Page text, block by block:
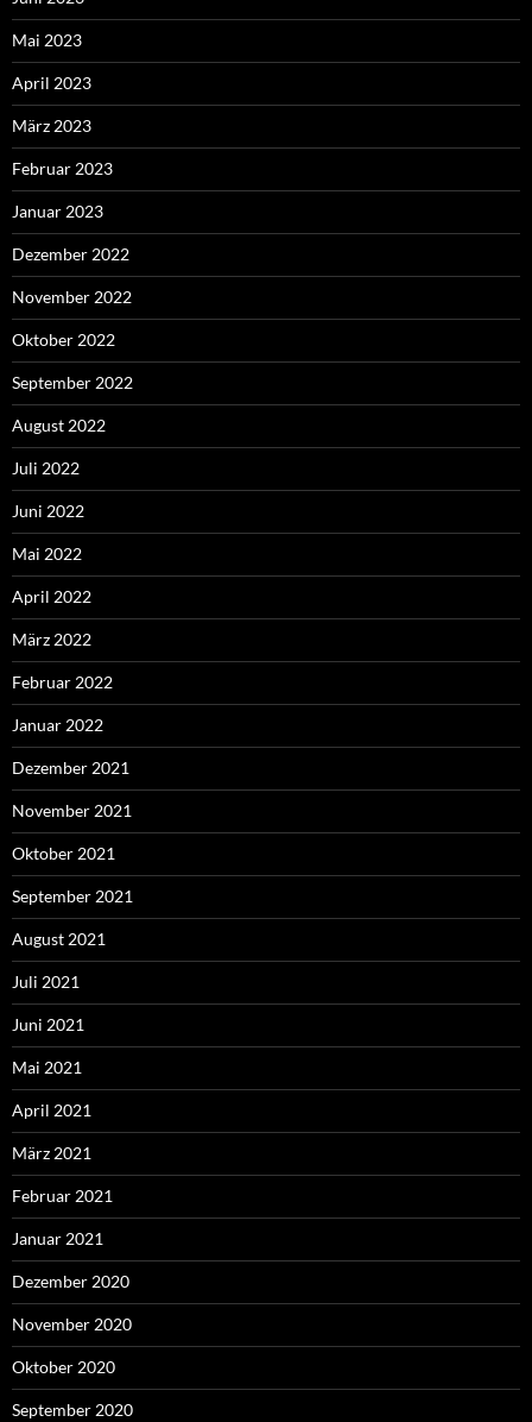
Mai 2023
April 2023
März 2023
Februar 2023
Januar 2023
Dezember 2022
November 2022
Oktober 2022
September 2022
August 2022
Juli 2022
Juni 2022
Mai 2022
April 2022
März 2022
Februar 2022
Januar 2022
Dezember 2021
November 2021
Oktober 2021
September 2021
August 2021
Juli 2021
Juni 2021
Mai 2021
April 2021
März 2021
Februar 2021
Januar 2021
Dezember 2020
November 2020
Oktober 2020
September 2020